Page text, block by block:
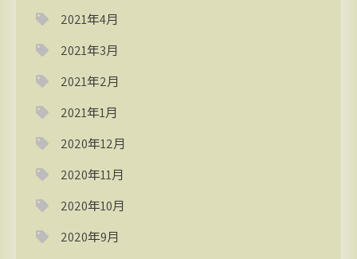
2021年4月
2021年3月
2021年2月
2021年1月
2020年12月
2020年11月
2020年10月
2020年9月